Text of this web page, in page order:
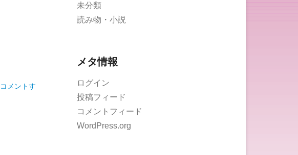
コメントす
未分類
読み物・小説
メタ情報
ログイン
投稿フィード
コメントフィード
WordPress.org